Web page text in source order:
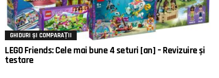
GHIDURI ȘI COMPARAȚII
LEGO Friends: Cele mai bune 4 seturi [an] – Revizuire și
testare